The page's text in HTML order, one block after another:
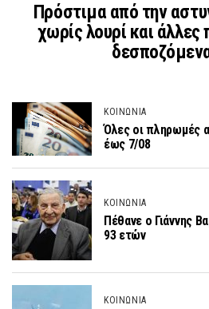
Πρόστιμα από την
χωρίς λουρί και άλλες
ΚΟΙΝΩΝΙΑ
Όλες οι πληρωμές
έως 7/08
ΚΟΙΝΩΝΙΑ
Πέθανε ο Γιάννης
93 ετών
ΚΟΙΝΩΝΙΑ